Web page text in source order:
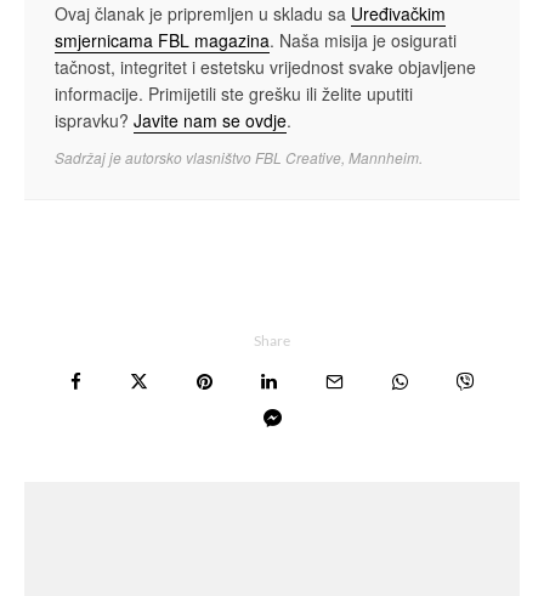
Ovaj članak je pripremljen u skladu sa Uređivačkim
smjernicama FBL magazina. Naša misija je osigurati
tačnost, integritet i estetsku vrijednost svake objavljene
informacije. Primijetili ste grešku ili želite uputiti
ispravku? Javite nam se ovdje.
Sadržaj je autorsko vlasništvo FBL Creative, Mannheim.
Share